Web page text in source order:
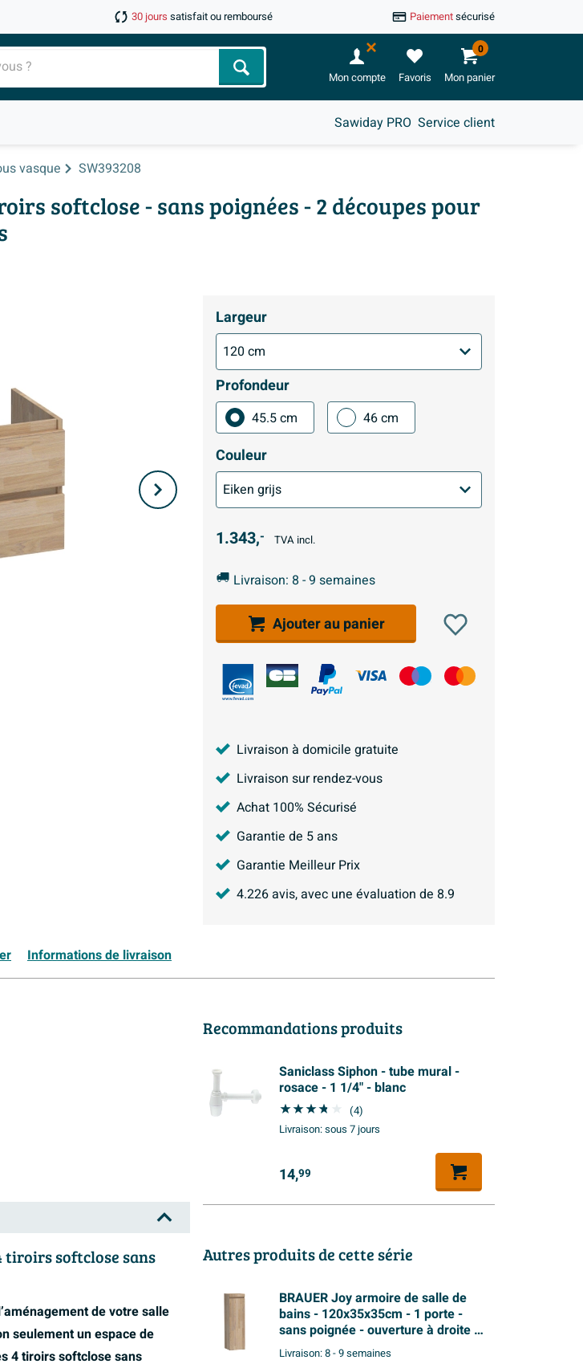
30 jours satisfait ou remboursé Paiementsécurisé
Chercher Mon compte Favoris Mon panier
0
Sawiday PRO Service client
vasque SW393208
softclose - sans poignées - 2 découpes pour
Largeur
Profondeur
45.5 cm 46 cm
Couleur
1.343,- TVA incl.
Livraison: 8 - 9 semaines
Ajouter au panier
Livraison à domicile gratuite
Livraison sur rendez-vous
Achat 100% Sécurisé
Garantie de 5 ans
Garantie Meilleur Prix
4.226avis, avec une évaluation de 8.9
Informations de livraison
tiroirs softclose sans
de votre salle
seulement un espace de
4 tiroirs softclose sans
Recommandations produits
Saniclass Siphon - tube mural -
rosace - 1 1/4" - blanc
(4)
Livraison:sous 7 jours
14,99
Autres produits de cette série
BRAUER Joy armoire de salle de
bains - 120x35x35cm - 1 porte -
sans poignée - ouverture à droite -
chêne abouté gris
Livraison:8 - 9 semaines